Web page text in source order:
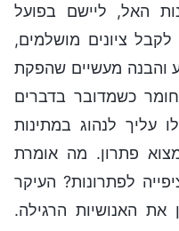
האל, ליישם בפועל
ציונים מושלמים,
והבנה מעשיים שהפקת
כשמדובר בדברים
עליך לנהוג במתינות
פתרון. מה אומרת
לפתרונות? העיקר
האנושיות הרגילה.